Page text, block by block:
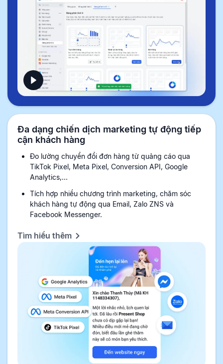
Đa dạng chiến dịch marketing tự động tiếp
cận khách hàng
Đo lường chuyển đổi đơn hàng từ quảng cáo qua
TikTok Pixel, Meta Pixel, Conversion API, Google
Analytics,...
Tích hợp nhiều chương trình marketing, chăm sóc
khách hàng tự động qua Email, Zalo ZNS và
Facebook Messenger.
Tìm hiểu thêm